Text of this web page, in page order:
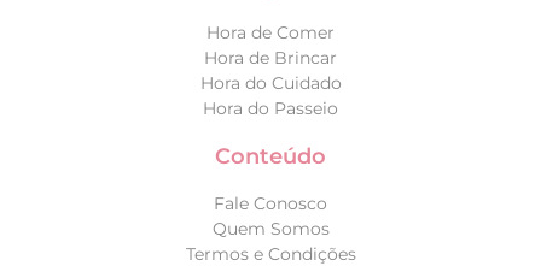
Hora de Comer
Hora de Brincar
Hora do Cuidado
Hora do Passeio
Conteúdo
Fale Conosco
Quem Somos
Termos e Condições